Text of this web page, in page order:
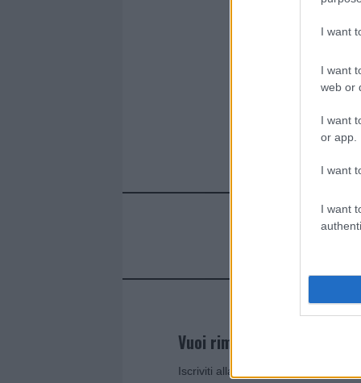
I want
I want
web or
I want
or app.
I want
I want
Vuoi rimanere sempre
Iscriviti alla newsletter di Gallura